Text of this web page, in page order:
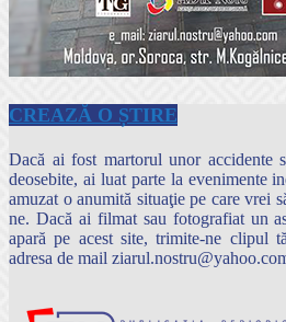
CREAZĂ O ȘTIRE
Dacă ai fost martorul unor accidente
deosebite, ai luat parte la evenimente
amuzat o anumită situaţie pe care vrei
ne. Dacă ai filmat sau fotografiat un
apară pe acest site, trimite-ne clipul
adresa de mail